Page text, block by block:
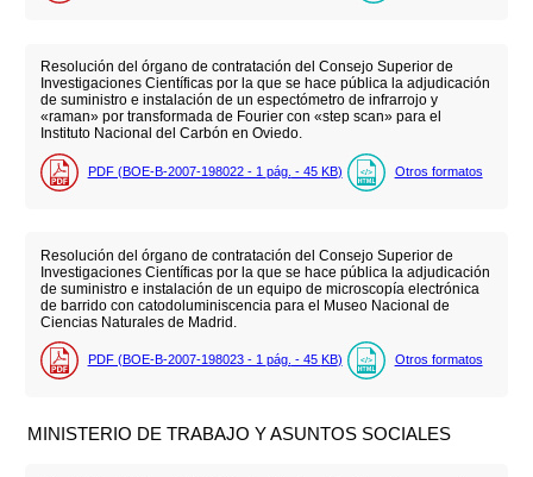
Resolución del órgano de contratación del Consejo Superior de
Investigaciones Científicas por la que se hace pública la adjudicación
de suministro e instalación de un espectómetro de infrarrojo y
«raman» por transformada de Fourier con «step scan» para el
Instituto Nacional del Carbón en Oviedo.
PDF (BOE-B-2007-198022 - 1 pág. - 45 KB) Otros formatos
Resolución del órgano de contratación del Consejo Superior de
Investigaciones Científicas por la que se hace pública la adjudicación
de suministro e instalación de un equipo de microscopía electrónica
de barrido con catodoluminiscencia para el Museo Nacional de
Ciencias Naturales de Madrid.
PDF (BOE-B-2007-198023 - 1 pág. - 45 KB) Otros formatos
MINISTERIO DE TRABAJO Y ASUNTOS SOCIALES